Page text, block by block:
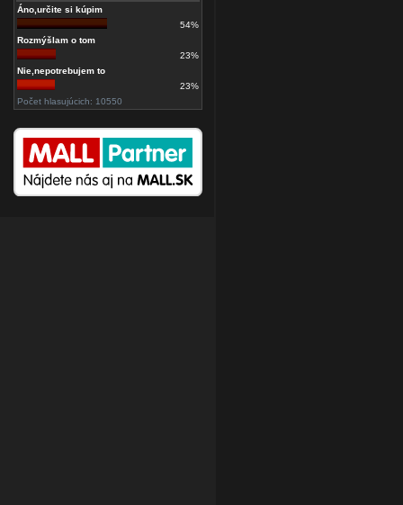
Áno,určite si kúpim
54%
Rozmýšlam o tom
23%
Nie,nepotrebujem to
23%
Počet hlasujúcich: 10550